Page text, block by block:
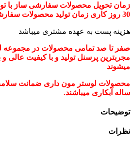
30 روز کاری زمان تولید محصولات سفارشی میباشد
هزینه پست به عهده مشتری میباشد
صفر تا صد تمامی محصولات در مجموعه
مجربترین پرسنل تولید و با کیفیت عالی
میشوند
ساله آبکاری میباشند.
توضیحات
نظرات